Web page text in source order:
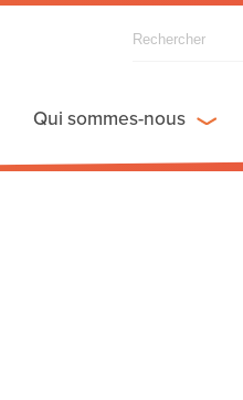
Qui sommes-nous